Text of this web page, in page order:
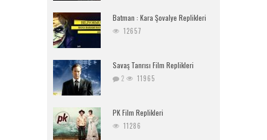
Batman : Kara Şovalye Replikleri
12657
Savaş Tanrısı Film Replikleri
2 11965
PK Film Replikleri
11286